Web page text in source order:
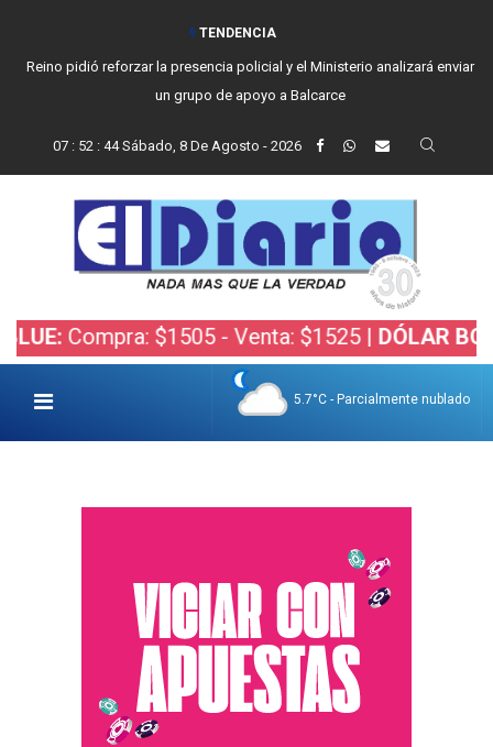
TENDENCIA
Reino pidió reforzar la presencia policial y el Ministerio analizará enviar
un grupo de apoyo a Balcarce
07 : 52 : 46 Sábado, 8 De Agosto - 2026
$1505 - Venta: $1525 |DÓLAR BOLSA:
5.7°C - Parcialmente nublado